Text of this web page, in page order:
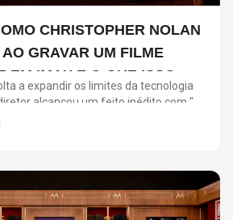
CHRISTOPHER NOLAN
GRAVAR UM FILME
EM IMAX E O QUE ISSO
a expandir os limites da tecnologia
alcançou um feito inédito com "A
o primeiro filme de ficção gravado
IMAX.